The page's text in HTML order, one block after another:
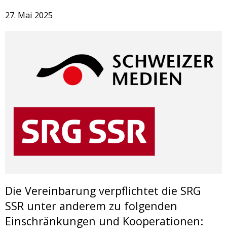
27. Mai 2025
Die Vereinbarung verpflichtet die SRG
SSR unter anderem zu folgenden
Einschränkungen und Kooperationen: